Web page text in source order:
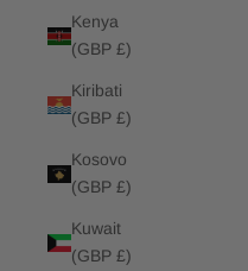
Kenya
(GBP £)
Kiribati
(GBP £)
Kosovo
(GBP £)
Kuwait
(GBP £)